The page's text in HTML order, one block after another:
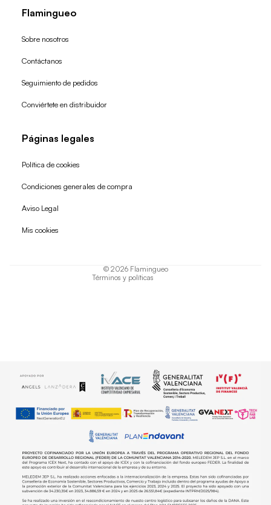
Flamingueo
Sobre nosotros
Contáctanos
Seguimiento de pedidos
Conviértete en distribuidor
Páginas legales
Política de cookies
Condiciones generales de compra
Aviso Legal
Mis cookies
© 2026 Flamingueo
Términos y políticas